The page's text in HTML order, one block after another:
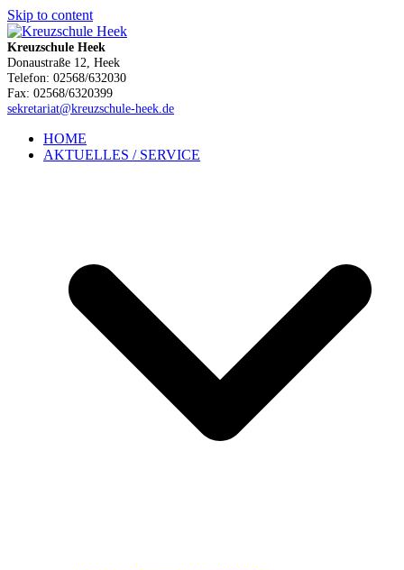
Skip to content
Kreuzschule Heek
Donaustraße 12, Heek
Telefon: 02568/632030
Fax: 02568/6320399
sekretariat@kreuzschule-heek.de
HOME
AKTUELLES / SERVICE